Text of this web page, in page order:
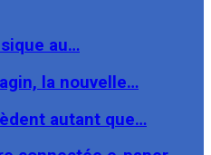
au…
la nouvelle…
autant que…